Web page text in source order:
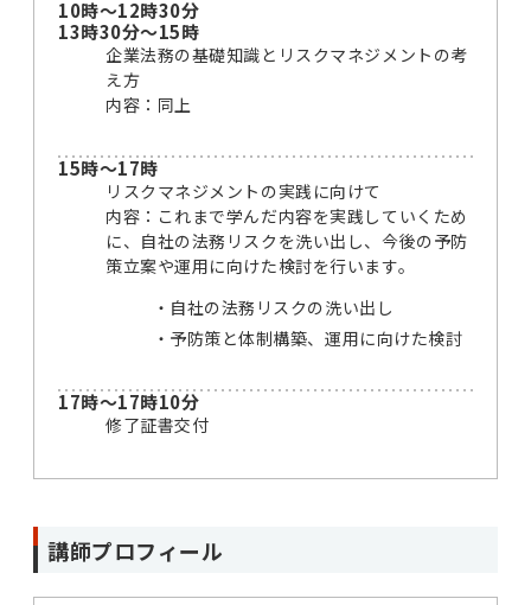
10時～12時30分
13時30分～15時
企業法務の基礎知識とリスクマネジメントの考
え方
内容：同上
15時～17時
リスクマネジメントの実践に向けて
内容：これまで学んだ内容を実践していくため
に、自社の法務リスクを洗い出し、今後の予防
策立案や運用に向けた検討を行います。
自社の法務リスクの洗い出し
予防策と体制構築、運用に向けた検討
17時～17時10分
修了証書交付
講師プロフィール